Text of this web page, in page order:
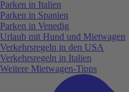
Parken in Italien
Parken in Spanien
Parken in Venedig
Urlaub mit Hund und Mietwagen
Verkehrsregeln in den USA
Verkehrsregeln in Italien
Weitere Mietwagen-Tipps